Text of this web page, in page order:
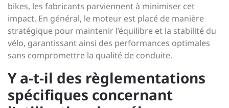
bikes, les fabricants parviennent à minimiser cet
impact. En général, le moteur est placé de manière
stratégique pour maintenir l’équilibre et la stabilité du
vélo, garantissant ainsi des performances optimales
sans compromettre la qualité de conduite.
Y a-t-il des règlementations
spécifiques concernant